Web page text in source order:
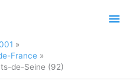
France
de-Seine (92)